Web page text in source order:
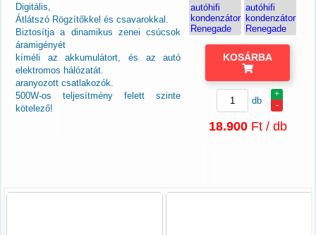
Digitális,
Átlátszó Rögzítőkkel és csavarokkal.
Biztosítja a dinamikus zenei csúcsok
áramigényét
kíméli az akkumulátort, és az autó
elektromos hálózatát.
aranyozott csatlakozók.
500W-os teljesítmény felett szinte
kötelező!
KOSÁRBA
+
-
db
18.900Ft / db